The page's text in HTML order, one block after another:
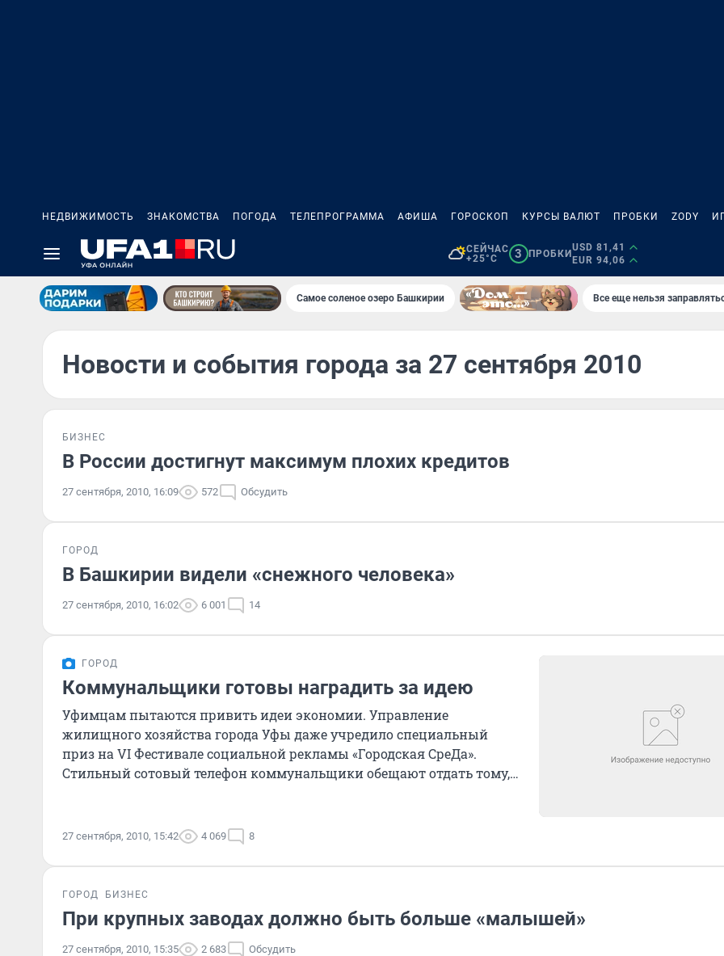
НЕДВИЖИМОСТЬ ЗНАКОМСТВА ПОГОДА ТЕЛЕПРОГРАММА АФИША ГОРОСКОП КУРСЫ ВАЛЮТ ПРОБКИ ZODY
СЕЙЧАС
+25°C
3 ПРОБКИ
USD 81,41
EUR 94,06
Самое соленое озеро Башкирии Все еще нельзя
Новости и события города за 27 сентября 2010
БИЗНЕС
В России достигнут максимум плохих кредитов
27 сентября, 2010, 16:09 572 Обсудить
ГОРОД
В Башкирии видели «снежного человека»
27 сентября, 2010, 16:02 6 001 14
ГОРОД
Коммунальщики готовы наградить за идею
Уфимцам пытаются привить идеи экономии. Управление
жилищного хозяйства города Уфы даже учредило специальный
приз на VI Фестивале социальной рекламы «Городская СреДа».
Стильный сотовый телефон коммунальщики обещают отдать тому,
27 сентября, 2010, 15:42 4 069 8
ГОРОД БИЗНЕС
При крупных заводах должно быть больше «малышей»
27 сентября, 2010, 15:35 2 683 Обсудить